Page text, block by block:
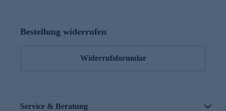
Bestellung widerrufen
Widerrufsformular
Service & Beratung